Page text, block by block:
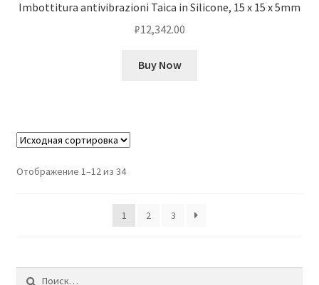
Imbottitura antivibrazioni Taica in Silicone, 15 x 15 x 5mm
₽12,342.00
Buy Now
Отображение 1–12 из 34
1 2 3